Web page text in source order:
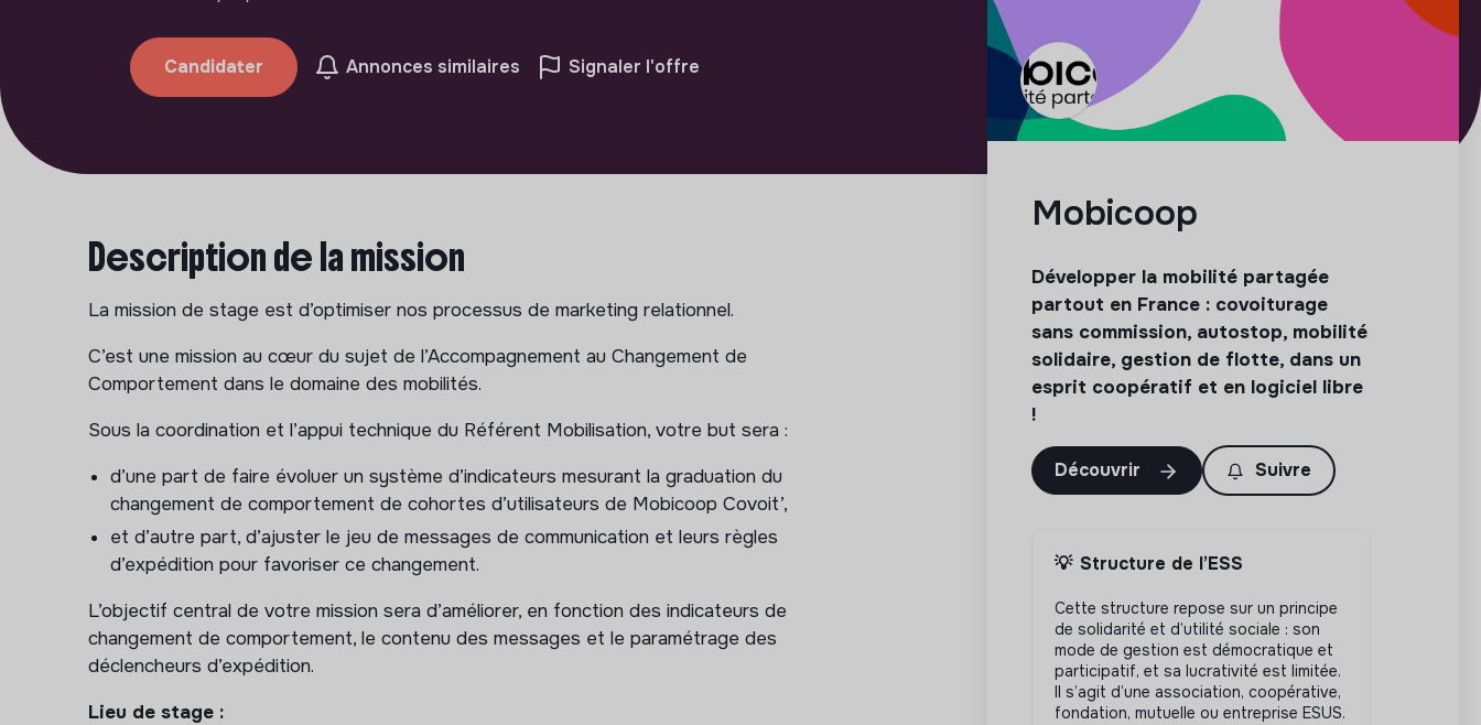
Candidater Annonces similaires Signaler l'offre
Description de la mission
La mission de stage est d’optimiser nos processus de marketing relationnel.
C’est une mission au cœur du sujet de l’Accompagnement au Changement de
Comportement dans le domaine des mobilités.
Sous la coordination et l’appui technique du Référent Mobilisation, votre but sera :
d’une part de faire évoluer un système d’indicateurs mesurant la graduation du
changement de comportement de cohortes d’utilisateurs de Mobicoop Covoit’,
et d’autre part, d’ajuster le jeu de messages de communication et leurs règles
d’expédition pour favoriser ce changement.
L’objectif central de votre mission sera d’améliorer, en fonction des indicateurs de
changement de comportement, le contenu des messages et le paramétrage des
déclencheurs d’expédition.
Lieu de stage :
Mobicoop
Développer la mobilité partagée
partout en France : covoiturage
sans commission, autostop, mobilité
solidaire, gestion de flotte, dans un
esprit coopératif et en logiciel libre
!
Découvrir Suivre
💡 Structure de l’ESS
Cette structure repose sur un principe
de solidarité et d’utilité sociale : son
mode de gestion est démocratique et
participatif, et sa lucrativité est limitée.
Il s’agit d’une association, coopérative,
fondation, mutuelle ou entreprise ESUS.